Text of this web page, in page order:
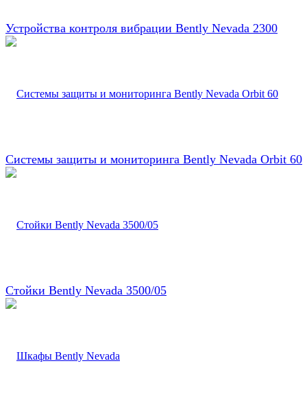
Устройства контроля вибрации Bently Nevada 2300
Системы защиты и мониторинга Bently Nevada Orbit 60
Стойки Bently Nevada 3500/05